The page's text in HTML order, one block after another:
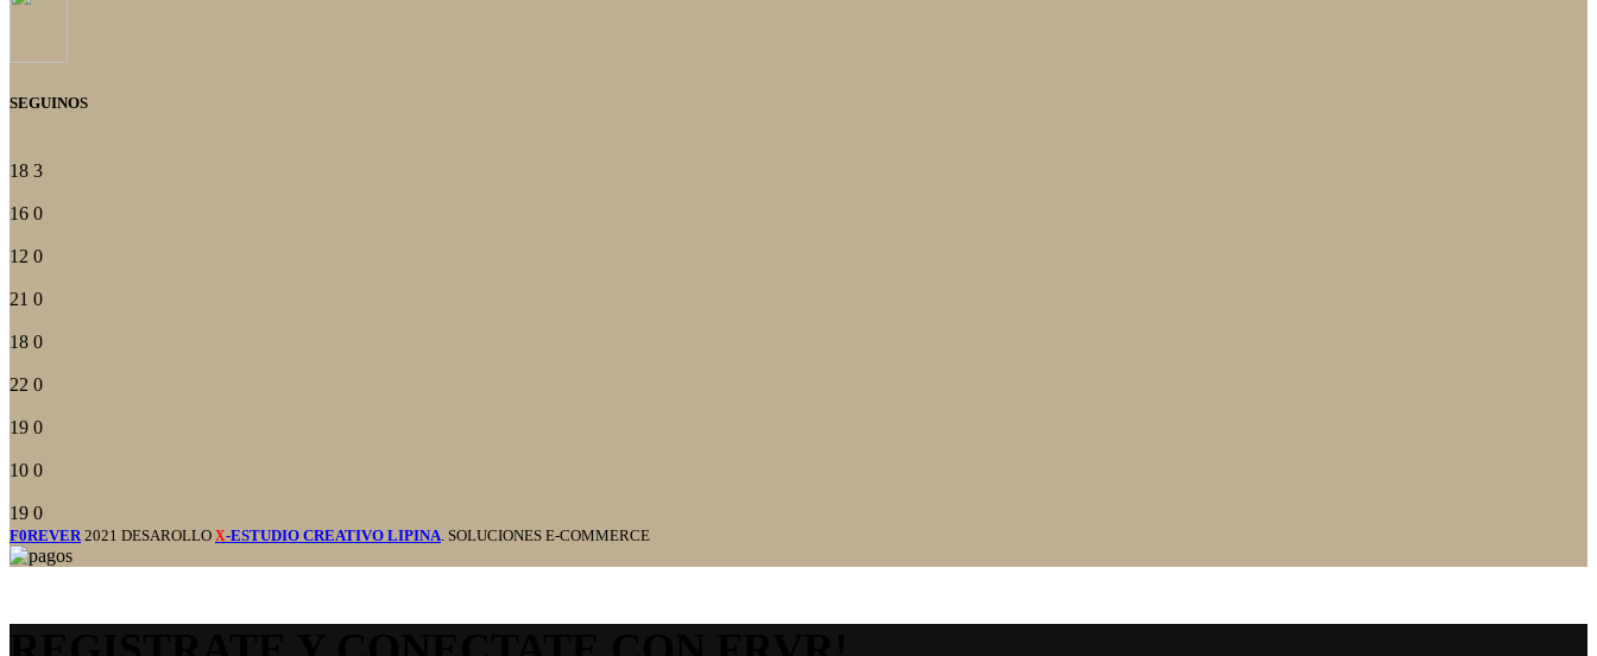
SEGUINOS
18 3
16 0
12 0
21 0
18 0
22 0
19 0
10 0
19 0
F0REVER 2021 DESAROLLO X-ESTUDIO CREATIVO LIPINA. SOLUCIONES E-COMMERCE